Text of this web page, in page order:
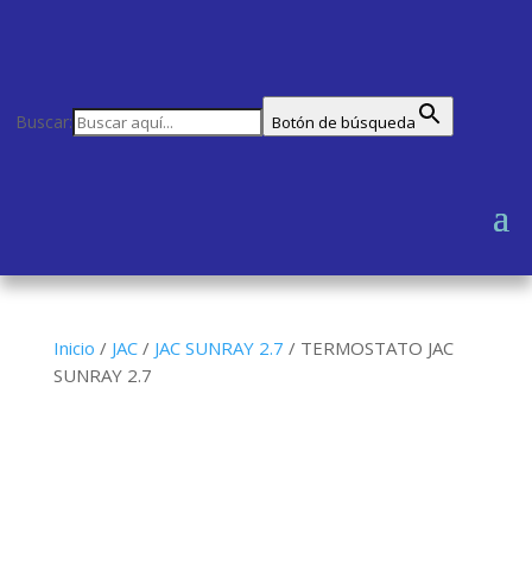
Buscar: Botón de búsqueda
Inicio / JAC/ JAC SUNRAY 2.7 / TERMOSTATO JAC
SUNRAY 2.7